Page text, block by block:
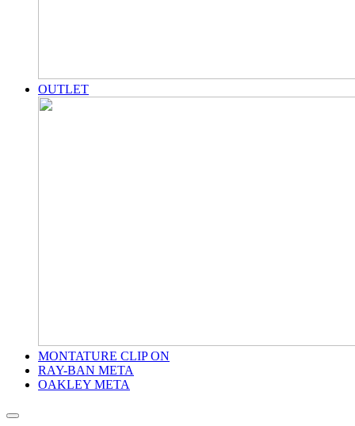
OUTLET
MONTATURE CLIP ON
RAY-BAN META
OAKLEY META